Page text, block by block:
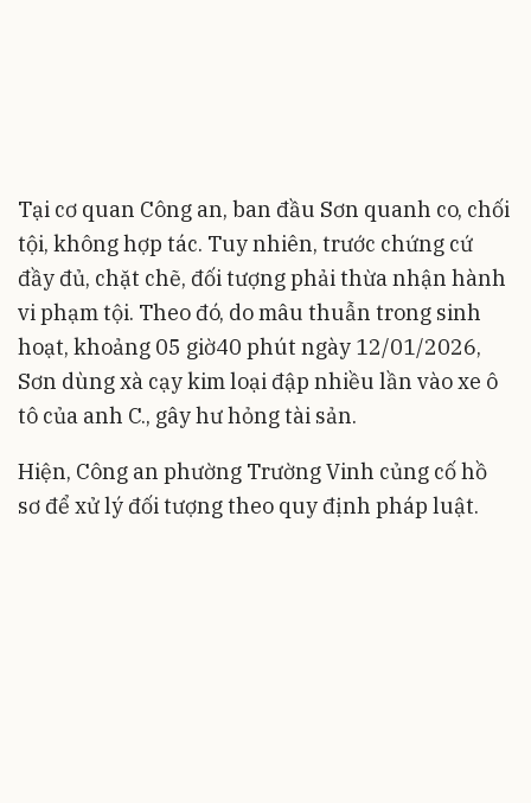
Tại cơ quan Công an, ban đầu Sơn quanh co, chối
tội, không hợp tác. Tuy nhiên, trước chứng cứ
đầy đủ, chặt chẽ, đối tượng phải thừa nhận hành
vi phạm tội. Theo đó, do mâu thuẫn trong sinh
hoạt, khoảng 05 giờ40 phút ngày 12/01/2026,
Sơn dùng xà cạy kim loại đập nhiều lần vào xe ô
tô của anh C., gây hư hỏng tài sản.
Hiện, Công an phường Trường Vinh củng cố hồ
sơ để xử lý đối tượng theo quy định pháp luật.